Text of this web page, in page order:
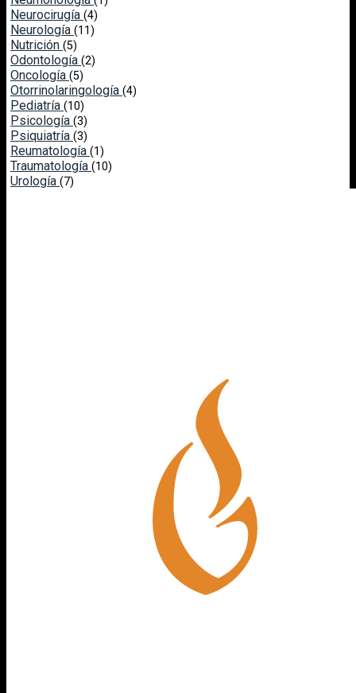
Neurocirugía (4)
Neurología (11)
Nutrición (5)
Odontología (2)
Oncología (5)
Otorrinolaringología (4)
Pediatría (10)
Psicología (3)
Psiquiatría (3)
Reumatología (1)
Traumatología (10)
Urología (7)